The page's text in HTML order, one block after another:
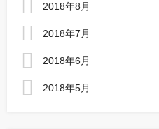
2018年8月
2018年7月
2018年6月
2018年5月